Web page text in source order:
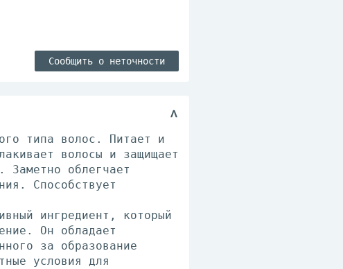
Сообщить о неточности
типа волос. Питает и
волосы и защищает
облегчает
Способствует
ингредиент, который
Он обладает
за образование
условия для